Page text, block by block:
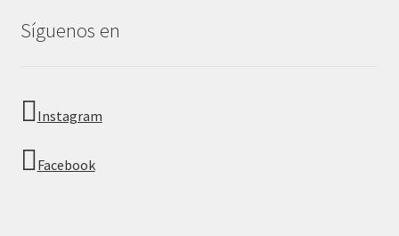
Síguenos en
Instagram
Facebook